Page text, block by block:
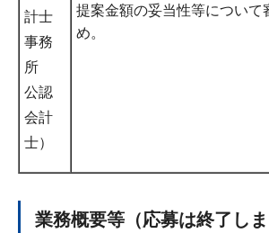
計士
事務
所
公認
会計
士）
提案金額の妥当性等について
め。
業務概要等（応募は終了しま